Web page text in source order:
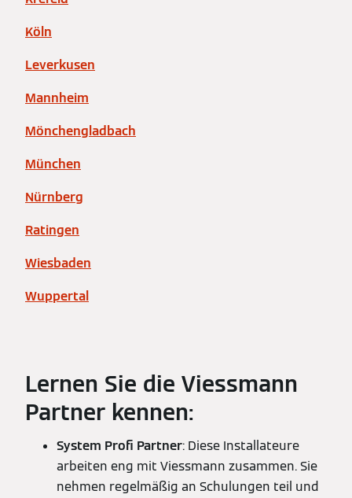
Köln
Leverkusen
Mannheim
Mönchengladbach
München
Nürnberg
Ratingen
Wiesbaden
Wuppertal
Lernen Sie die Viessmann
Partner kennen:
System Profi Partner: Diese Installateure
arbeiten eng mit Viessmann zusammen. Sie
nehmen regelmäßig an Schulungen teil und